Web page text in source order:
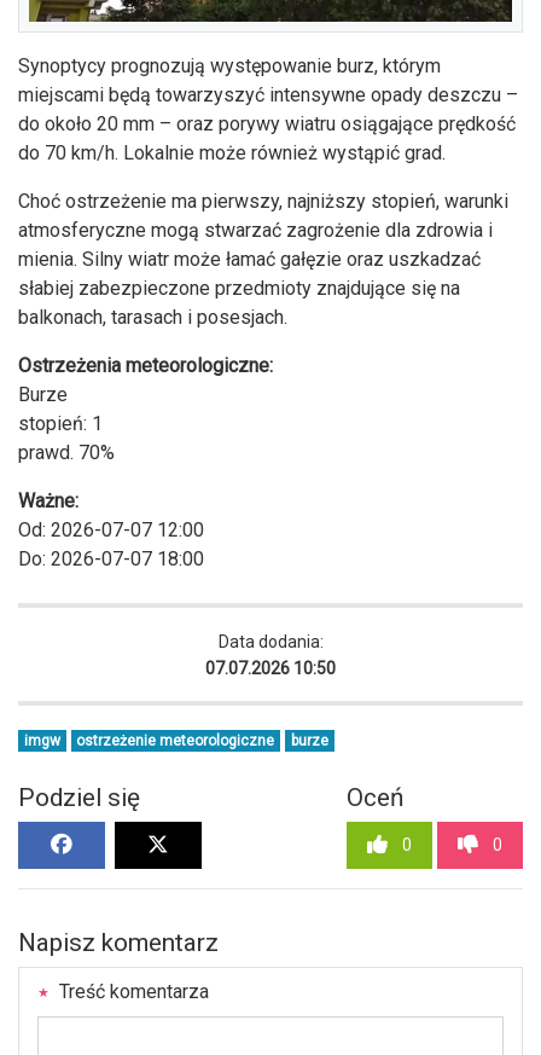
Synoptycy prognozują występowanie burz, którym
miejscami będą towarzyszyć intensywne opady deszczu –
do około 20 mm – oraz porywy wiatru osiągające prędkość
do 70 km/h. Lokalnie może również wystąpić grad.
Choć ostrzeżenie ma pierwszy, najniższy stopień, warunki
atmosferyczne mogą stwarzać zagrożenie dla zdrowia i
mienia. Silny wiatr może łamać gałęzie oraz uszkadzać
słabiej zabezpieczone przedmioty znajdujące się na
balkonach, tarasach i posesjach.
Ostrzeżenia meteorologiczne:
Burze
stopień: 1
prawd. 70%
Ważne:
Od: 2026-07-07 12:00
Do: 2026-07-07 18:00
Data dodania:
07.07.2026 10:50
imgw ostrzeżenie meteorologiczne burze
Podziel się Oceń
0 0
Napisz komentarz
Treść komentarza